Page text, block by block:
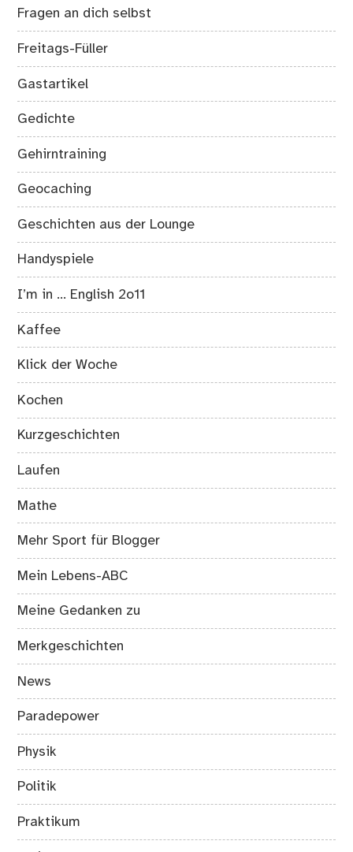
Fragen an dich selbst
Freitags-Füller
Gastartikel
Gedichte
Gehirntraining
Geocaching
Geschichten aus der Lounge
Handyspiele
I’m in … English 2o11
Kaffee
Klick der Woche
Kochen
Kurzgeschichten
Laufen
Mathe
Mehr Sport für Blogger
Mein Lebens-ABC
Meine Gedanken zu
Merkgeschichten
News
Paradepower
Physik
Politik
Praktikum